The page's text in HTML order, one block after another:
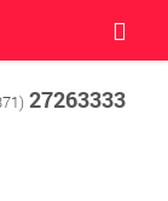
27263333